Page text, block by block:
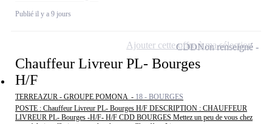
Publié il y a 9 jours
Chauffeur Livreur PL- Bourges
H/F
TERREAZUR - GROUPE POMONA - 18 - BOURGES
POSTE : Chauffeur Livreur PL- Bourges H/F DESCRIPTION : CHAUFFEUR
LIVREUR PL- Bourges -H/F- H/F CDD BOURGES Mettez un peu de vous chez
CDDNon renseigné
Ajouter cette offre à ma sélection